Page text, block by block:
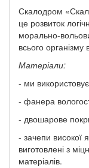
Скалодром
це розвиток
морально-
всього організму
Матеріали:
- ми
- фанера
- двошарове
- зачепи високої
виготовлені з
матеріалів.